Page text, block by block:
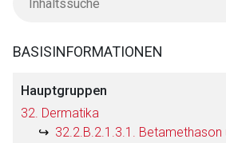
BASISINFORMATIONEN
Hauptgruppen
32. Dermatika
32.2.B.2.1.3.1. Betamethason